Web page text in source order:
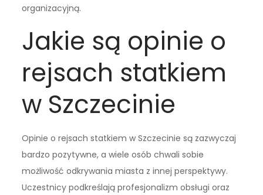
organizacyjną.
Jakie są opinie o
rejsach statkiem
w Szczecinie
Opinie o rejsach statkiem w Szczecinie są zazwyczaj
bardzo pozytywne, a wiele osób chwali sobie
możliwość odkrywania miasta z innej perspektywy.
Uczestnicy podkreślają profesjonalizm obsługi oraz